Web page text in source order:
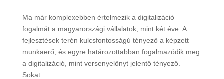
Ma már komplexebben értelmezik a digitalizáció
fogalmát a magyarországi vállalatok, mint két éve. A
fejlesztések terén kulcsfontosságú tényező a képzett
munkaerő, és egyre határozottabban fogalmazódik meg
a digitalizáció, mint versenyelőnyt jelentő tényező.
Sokat...